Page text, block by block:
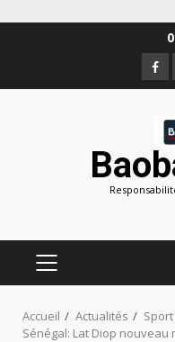
MENU
PRINCIPAL
Accueil Actualités
Sport
Sénégal: Lat Diop